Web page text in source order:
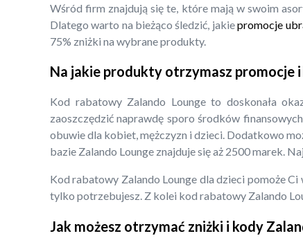
Wśród firm znajdują się te, które mają w swoim
Dlatego warto na bieżąco śledzić, jakiepromocje
75% zniżki na wybrane produkty.
Na jakie produkty otrzymasz promocje
Kod rabatowy Zalando Lounge to doskonała
zaoszczędzić naprawdę sporo środków
obuwie dla kobiet, mężczyzn i dzieci. Dodatkowo
bazie Zalando Lounge znajduje się aż 2500 marek.
Kod rabatowy Zalando Lounge dla dzieci pomoże
tylko potrzebujesz. Z kolei kod rabatowy Zalando
Jak możesz otrzymać zniżki i kody